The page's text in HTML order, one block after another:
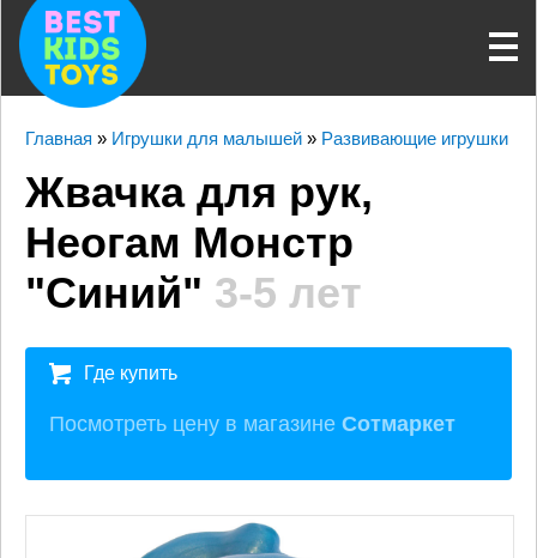
Главная » Игрушки для малышей » Развивающие игрушки
Жвачка для рук,
Неогам Монстр
"Синий" 3-5 лет
Где купить
Посмотреть цену в магазине Сотмаркет